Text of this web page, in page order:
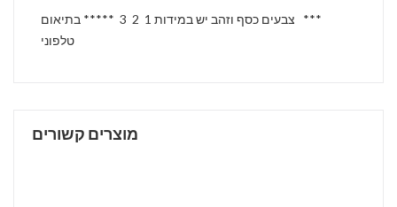
*** צבעים כסף וזהב יש במידות 1 2 3 ***** בתיאום
טלפוני
מוצרים קשורים